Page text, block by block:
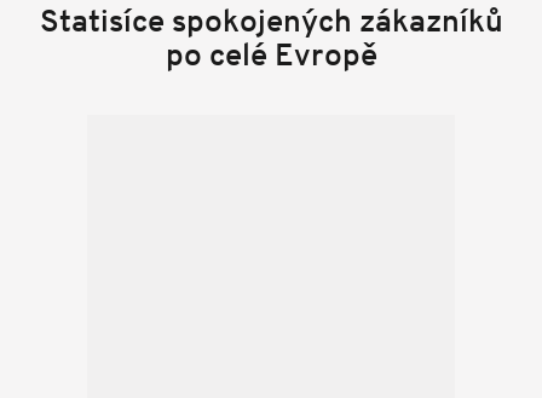
Statisíce spokojených zákazníků
po celé Evropě